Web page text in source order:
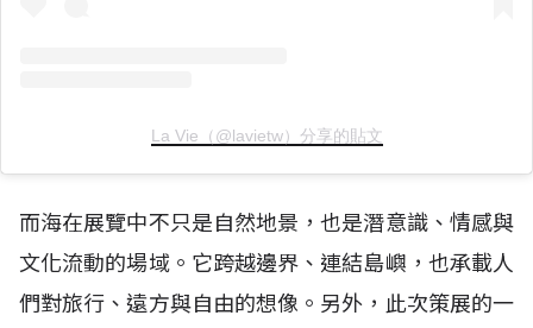
La Vie（@lavietw）分享的貼文
而海在展覽中不只是自然地景，也是潛意識、情感與
文化流動的場域。它跨越邊界、連結島嶼，也承載人
們對旅行、遠方與自由的想像。另外，此次策展的一